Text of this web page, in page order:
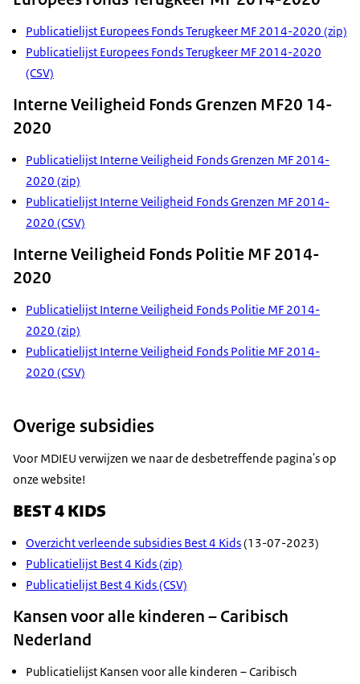
Publicatielijst Europees Fonds Terugkeer MF 2014-2020 (zip)
Publicatielijst Europees Fonds Terugkeer MF 2014-2020
(CSV)
Interne Veiligheid Fonds Grenzen MF20 14-
2020
Publicatielijst Interne Veiligheid Fonds Grenzen MF 2014-
2020 (zip)
Publicatielijst Interne Veiligheid Fonds Grenzen MF 2014-
2020 (CSV)
Interne Veiligheid Fonds Politie MF 2014-
2020
Publicatielijst Interne Veiligheid Fonds Politie MF 2014-
2020 (zip)
Publicatielijst Interne Veiligheid Fonds Politie MF 2014-
2020 (CSV)
Overige subsidies
Voor MDIEU verwijzen we naar de desbetreffende pagina's op
onze website!
BEST 4 KIDS
Overzicht verleende subsidies Best 4 Kids(13-07-2023)
Publicatielijst Best 4 Kids (zip)
Publicatielijst Best 4 Kids (CSV)
Kansen voor alle kinderen – Caribisch
Nederland
Publicatielijst Kansen voor alle kinderen – Caribisch